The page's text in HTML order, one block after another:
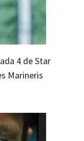
4 de Star
Marineris